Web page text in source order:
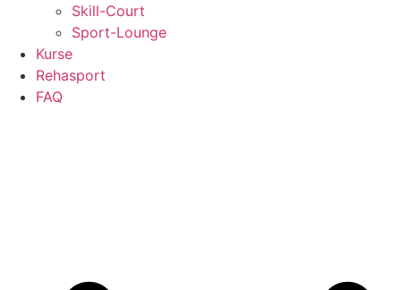
Skill-Court
Sport-Lounge
Kurse
Rehasport
FAQ